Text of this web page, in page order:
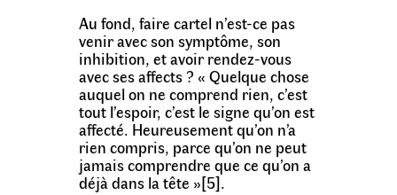
Au fond, faire cartel n’est-ce pas
venir avec son symptôme, son
inhibition, et avoir rendez-vous
avec ses affects ? « Quelque chose
auquel on ne comprend rien, c’est
tout l’espoir, c’est le signe qu’on est
affecté. Heureusement qu’on n’a
rien compris, parce qu’on ne peut
jamais comprendre que ce qu’on a
déjà dans la tête »[5].